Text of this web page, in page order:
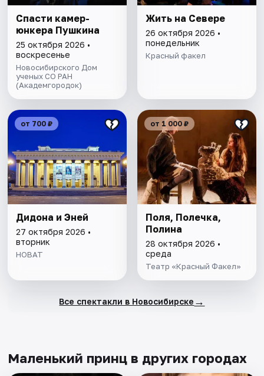
Спасти камер-
юнкера Пушкина
25 октября 2026 •
воскресенье
Новосибирского Дом
ученых СО РАН
(Академгородок)
Жить на Севере
26 октября 2026 •
понедельник
Красный факел
от 700 ₽
Дидона и Эней
27 октября 2026 •
вторник
НОВАТ
от 1 000 ₽
Поля, Полечка,
Полина
28 октября 2026 •
среда
Театр «Красный Факел»
Все спектакли в Новосибирске →
Маленький принц в других городах